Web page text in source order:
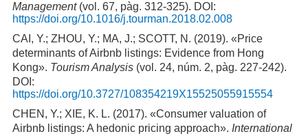
Management(vol. 67, pàg. 312-325). DOI:
https://doi.org/10.1016/j.tourman.2018.02.008
CAI, Y.; ZHOU, Y.; MA, J.; SCOTT, N. (2019). «Price
determinants of Airbnb listings: Evidence from Hong
Kong». Tourism Analysis(vol. 24, núm. 2, pàg. 227-242).
DOI:
https://doi.org/10.3727/108354219X15525055915554
CHEN, Y.; XIE, K. L. (2017). «Consumer valuation of
Airbnb listings: A hedonic pricing approach». International